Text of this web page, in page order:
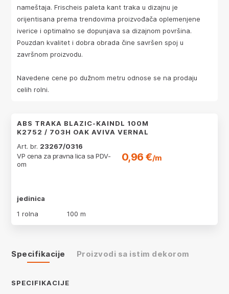
nameštaja. Frischeis paleta kant traka u dizajnu je
orijentisana prema trendovima proizvođača oplemenjene
iverice i optimalno se dopunjava sa dizajnom površina.
Pouzdan kvalitet i dobra obrada čine savršen spoj u
završnom proizvodu.
Navedene cene po dužnom metru odnose se na prodaju
celih rolni.
ABS TRAKA BLAZIC-KAINDL 100M
K2752 / 703H OAK AVIVA VERNAL
Art. br. 23267/0316
VP cena za pravna lica sa PDV-
om
0,96 €/m
jedinica
1 rolna
100 m
Specifikacije Proizvodi sa istim dekorom
SPECIFIKACIJE